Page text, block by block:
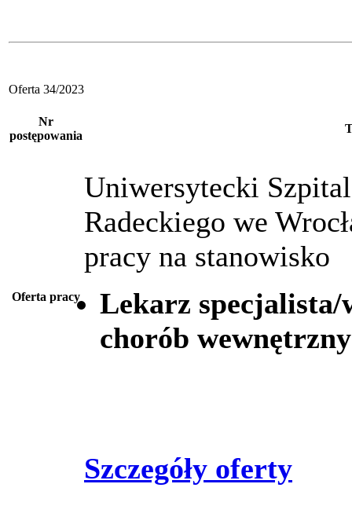
Oferta 34/2023
Nr
postępowania
Oferta pracy
Uniwersytecki
Radeckiego we
pracy na stanowisko
Lekarz
chorób
Szczegóły oferty